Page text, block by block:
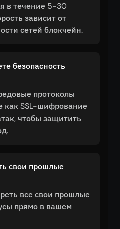
в течение 5-30
зависит от
сетей блокчейн.
безопасность
протоколы
как SSL-шифрование
чтобы защитить
свои прошлые
все свои прошлые
прямо в вашем